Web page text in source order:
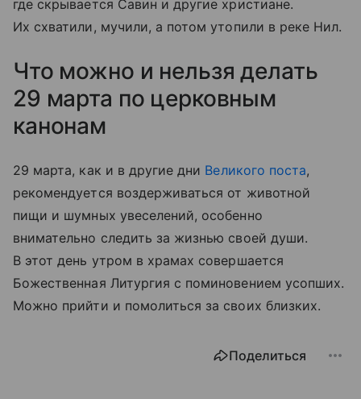
где скрывается Савин и другие христиане.
Их схватили, мучили, а потом утопили в реке Нил.
Что можно и нельзя делать
29 марта по церковным
канонам
29 марта, как и в другие дни Великого поста,
рекомендуется воздерживаться от животной
пищи и шумных увеселений, особенно
внимательно следить за жизнью своей души.
В этот день утром в храмах совершается
Божественная Литургия с поминовением усопших.
Можно прийти и помолиться за своих близких.
Поделиться